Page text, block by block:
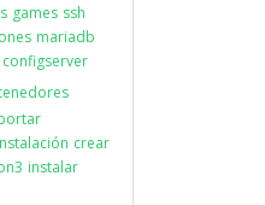
games ssh
mariadb
configserver
crear
instalar